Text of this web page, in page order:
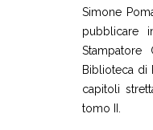
Simone
pubblicare
Biblioteca di
capitoli
tomo II.